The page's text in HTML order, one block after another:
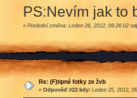
PS:Nevím jak to
« Poslední změna: Leden 26, 2012, 09:26:02
Re: (F)tipné fotky ze žvb
« Odpověď #22 kdy: Leden 25, 2012,